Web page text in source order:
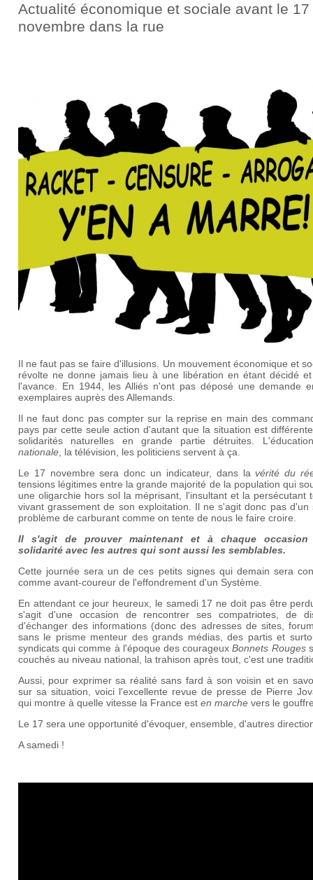
Actualité économique et sociale avant le 17
novembre dans la rue
Il ne faut pas se faire d'illusions. Un mouvement économique et
révolte ne donne jamais lieu à une libération en étant décidé
l'avance. En 1944, les Alliés n'ont pas déposé une demande
exemplaires auprès des Allemands.
Il ne faut donc pas compter sur la reprise en main des
pays par cette seule action d'autant que la situation est
solidarités naturelles en grande partie détruites.
nationale , la télévision, les politiciens servent à ça.
Le 17 novembre sera donc un indicateur, dans lavérité du
tensions légitimes entre la grande majorité de la population qui
une oligarchie hors sol la méprisant, l'insultant et la persécutant
vivant grassement de son exploitation. Il ne s'agit donc pas d'un
problème de carburant comme on tente de nous le faire croire.
Il s'agit de prouver maintenant et à chaque occasion
solidarité avec les autres qui sont aussi les semblables.
Cette journée sera un de ces petits signes qui demain sera
comme avant-coureur de l'effondrement d'un Système.
En attendant ce jour heureux, le samedi 17 ne doit pas être
s'agit d'une occasion de rencontrer ses compatriotes, de
d'échanger des informations (donc des adresses de sites,
sans le prisme menteur des grands médias, des partis et
syndicats qui comme à l'époque des courageuxBonnets Rouges
couchés au niveau national, la trahison après tout, c'est une
Aussi, pour exprimer sa réalité sans fard à son voisin et en
sur sa situation, voici l'excellente revue de presse de Pierre
qui montre à quelle vitesse la France est en marche vers le
Le 17 sera une opportunité d'évoquer, ensemble, d'autres
A samedi !